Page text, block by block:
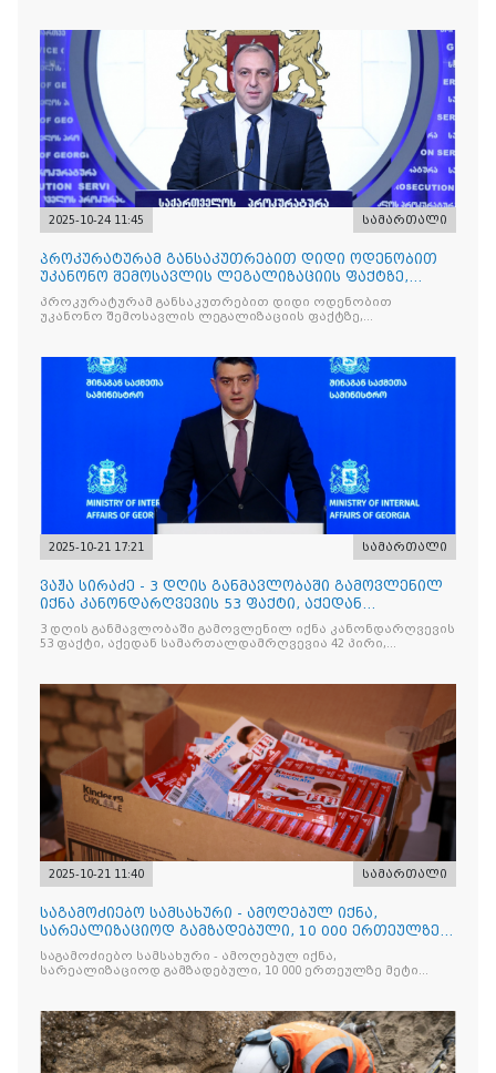
2025-10-24 11:45 სამართალი
პროკურატურამ განსაკუთრებით დიდი ოდენობით
უკანონო შემოსავლის ლეგალიზაციის ფაქტზე,
საქართველოს ყოფილ პ
პროკურატურამ განსაკუთრებით დიდი ოდენობით
უკანონო შემოსავლის ლეგალიზაციის ფაქტზე,
2025-10-21 17:21 სამართალი
ვაჟა სირაძე - 3 დღის განმავლობაში გამოვლენილ
იქნა კანონდარღვევის 53 ფაქტი, აქედან
სამართალდამრღვევია
3 დღის განმავლობაში გამოვლენილ იქნა კანონდარღვევის
53 ფაქტი, აქედან სამართალდამრღვევია 42 პირი,
2025-10-21 11:40 სამართალი
საგამოძიებო სამსახური - ამოღებულ იქნა,
სარეალიზაციოდ გამზადებული, 10 000 ერთეულზე
მეტი „Jacobs Monar
საგამოძიებო სამსახური - ამოღებულ იქნა,
სარეალიზაციოდ გამზადებული, 10 000 ერთეულზე მეტი
„Raffaello”-ს სასაქონლო ნიშნით უკანონო ნიშანდებული
ტკბილეული